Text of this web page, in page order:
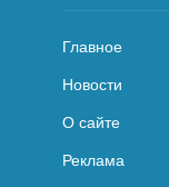
Главное
Новости
О сайте
Реклама